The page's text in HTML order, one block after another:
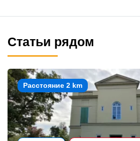
Статьи рядом
Расстояние 2 km